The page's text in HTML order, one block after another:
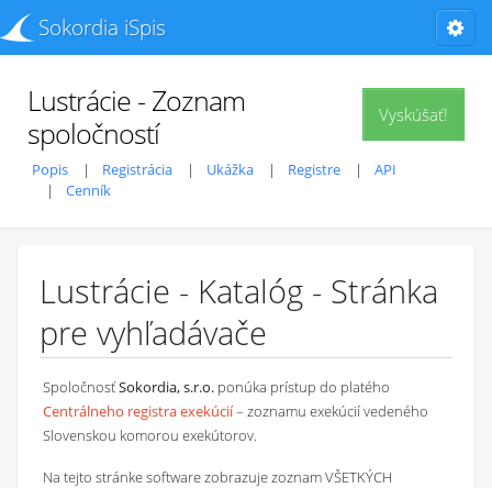
Sokordia iSpis
Vyskúšať!
Lustrácie - Zoznam
spoločností
Popis Registrácia Ukážka Registre
API
Cenník
Lustrácie - Katalóg - Stránka
pre vyhľadávače
SpoločnosťSokordia, s.r.o. ponúka prístup do platého
Centrálneho registra exekúcií– zoznamu exekúcií vedeného
Slovenskou komorou exekútorov.
Na tejto stránke software zobrazuje zoznam VŠETKÝCH